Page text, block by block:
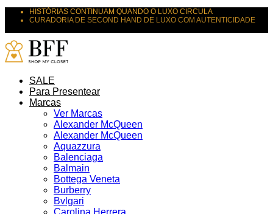
HISTÓRIAS CONTINUAM QUANDO O LUXO CIRCULA
CURADORIA DE SECOND HAND DE LUXO COM AUTENTICIDADE
SALE
Para Presentear
Marcas
Ver Marcas
Alexander McQueen
Alexander McQueen
Aquazzura
Balenciaga
Balmain
Bottega Veneta
Burberry
Bvlgari
Carolina Herrera